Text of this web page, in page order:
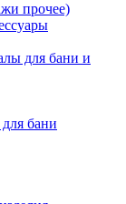
прочее)
для бани и
бани